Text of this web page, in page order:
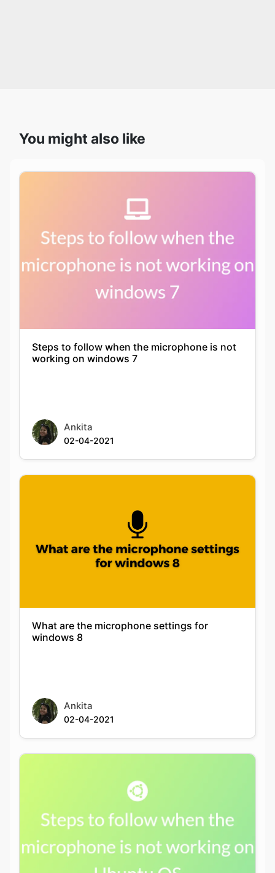
Copy Link
You might also like
Steps to follow when the microphone is not
working on windows 7
Ankita
02-04-2021
What are the microphone settings for
windows 8
Ankita
02-04-2021